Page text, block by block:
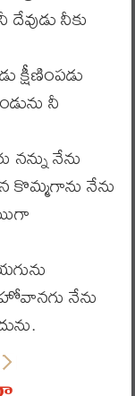
నీకు
క్షీణింపడు
నీ
నేను
కొమ్మగాను నేను
నేను